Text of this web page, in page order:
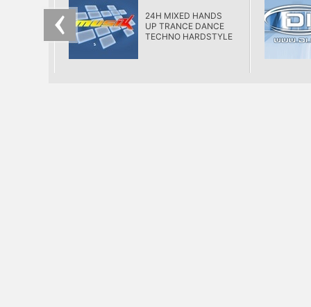
24H MIXED HANDS
UP TRANCE DANCE
TECHNO HARDSTYLE